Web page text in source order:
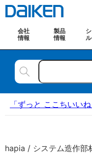
会社
情報
製品
情報
「ずっと ここちいい
hapia / システム造作部